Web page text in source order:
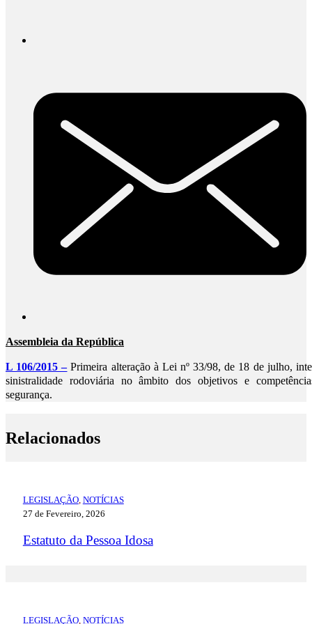
Assembleia da República
L 106/2015 –Primeira alteração à Lei nº 33/98, de 18 de julho,
sinistralidade rodoviária no âmbito dos objetivos e
segurança.
Relacionados
LEGISLAÇÃO, NOTÍCIAS
27 de Fevereiro, 2026
Estatuto da Pessoa Idosa
LEGISLAÇÃO, NOTÍCIAS